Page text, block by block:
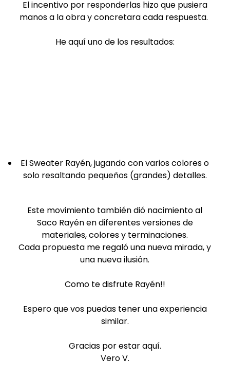
El incentivo por responderlas hizo que pusiera
manos a la obra y concretara cada respuesta.
He aquí uno de los resultados:
El Sweater Rayén, jugando con varios colores o
solo resaltando pequeños (grandes) detalles.
Este movimiento también dió nacimiento al
Saco Rayén en diferentes versiones de
materiales, colores y terminaciones.
Cada propuesta me regaló una nueva mirada, y
una nueva ilusión.
Como te disfrute Rayén!!
Espero que vos puedas tener una experiencia
similar.
Gracias por estar aquí.
Vero V.